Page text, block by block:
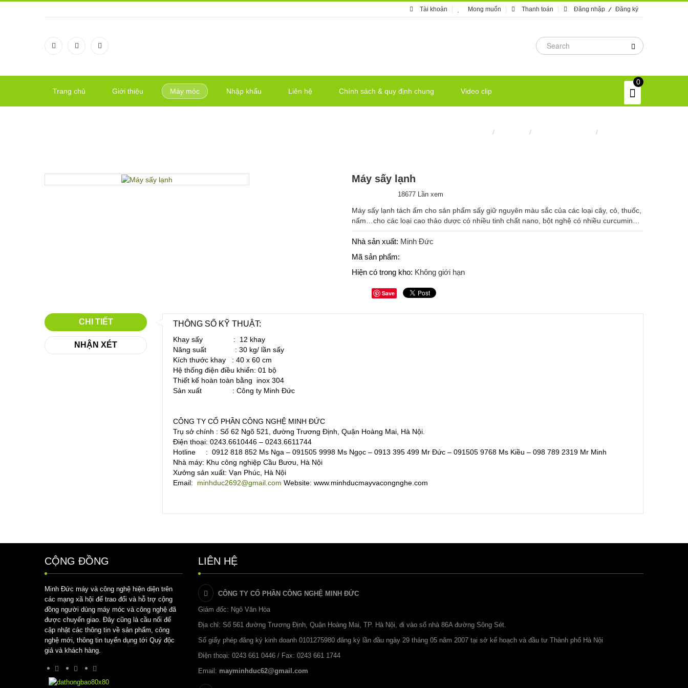
Tài khoản Mong muốn Thanh toán Đăng nhập Đăng ký
Trang chủ Giới thiệu Máy móc Nhập khẩu Liên hệ Chính sách & quy định chung Video clip
0
/ / /
Máy sấy lạnh
18677 Lần xem
Máy sấy lạnh tách ẩm cho sản phẩm sấy giữ nguyên màu sắc của các loại cây, cỏ, thuốc,
nấm…cho các loại cao thảo dược có nhiều tinh chất nano, bột nghệ có nhiều curcumin…
Nhà sản xuất: Minh Đức
Mã sản phẩm:
Hiện có trong kho: Không giới hạn
Save
CHI TIẾT
NHẬN XÉT
THÔNG SỐ KỸ THUẬT:
Khay sấy : 12 khay
Năng suất : 30 kg/ lần sấy
Kích thước khay : 40 x 60 cm
Hệ thống điện điều khiển: 01 bộ
Thiết kế hoàn toàn bằng inox 304
Sản xuất : Công ty Minh Đức
CÔNG TY CỔ PHẦN CÔNG NGHỆ MINH ĐỨC
Trụ sở chính : Số 62 Ngõ 521, đường Trương Định, Quận Hoàng Mai, Hà Nội.
Điện thoại: 0243.6610446 – 0243.6611744
Hotline : 0912 818 852 Ms Nga – 091505 9998 Ms Ngọc – 0913 395 499 Mr Đức – 091505 9768 Ms Kiều – 098 789 2319 Mr Minh
Nhà máy: Khu công nghiệp Cầu Bươu, Hà Nội
Xưởng sản xuất: Vạn Phúc, Hà Nội
Email: minhduc2692@gmail.com Website: www.minhducmayvacongnghe.com
CỘNG ĐỒNG
Minh Đức máy và công nghệ hiện diện trên
các mạng xã hội để trao đổi và hỗ trợ cộng
đồng người dùng máy móc và công nghệ đã
được chuyển giao. Đây cũng là cầu nối để
cập nhật các thông tin về sản phẩm, công
nghệ mới, thông tin tuyển dụng tới Quý độc
giả và khách hàng.
LIÊN HỆ
CÔNG TY CỔ PHẦN CÔNG NGHỆ MINH ĐỨC
Giám đốc: Ngô Văn Hòa
Địa chỉ: Số 561 đường Trương Định, Quận Hoàng Mai, TP. Hà Nội, đi vào số nhà 86A đường Sông Sét.
Số giấy phép đăng ký kinh doanh 0101275980 đăng ký lần đầu ngày 29 tháng 05 năm 2007 tại sở kế hoạch và đầu tư Thành phố Hà Nội
Điện thoại: 0243 661 0446 / Fax: 0243 661 1744
Email: mayminhduc62@gmail.com